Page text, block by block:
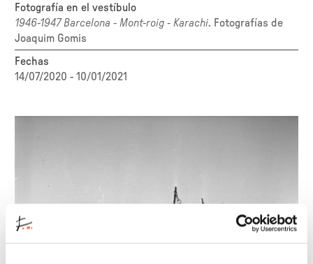
Fotografía en el vestíbulo
1946-1947 Barcelona - Mont-roig - Karachi. Fotografías de
Joaquim Gomis
Fechas
14/07/2020 - 10/01/2021